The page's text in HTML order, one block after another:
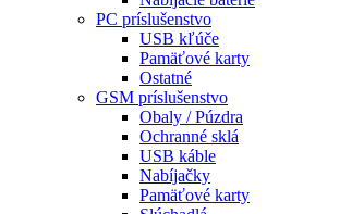
PC príslušenstvo
USB kľúče
Pamäťové karty
Ostatné
GSM príslušenstvo
Obaly / Púzdra
Ochranné sklá
USB káble
Nabíjačky
Pamäťové karty